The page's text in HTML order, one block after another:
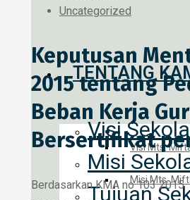
TENTANG
Visi
Visi Mts.
Misi
Misi Mts.
Tujuan
Uncategorized
Keputusan
2015 tentang
Beban Kerja
Bersertifikat
Berdasarkan KMA no 103 2015